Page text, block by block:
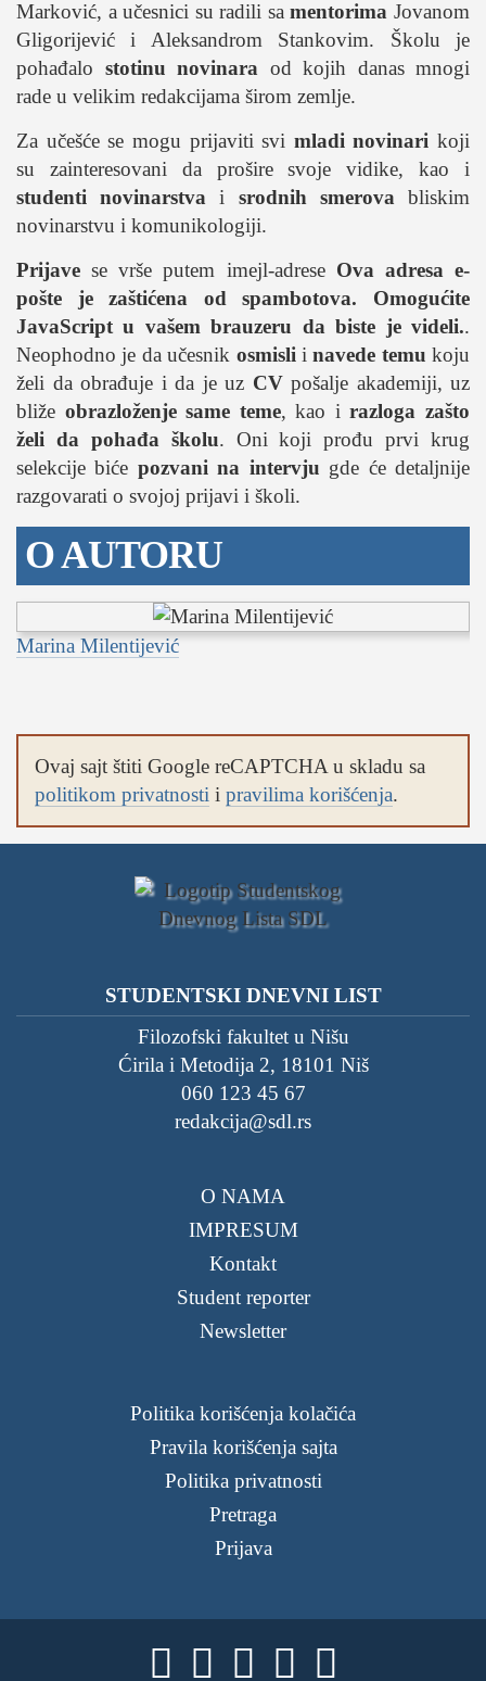
impresum
kontakt
Marković, a učesnici su radili samentorima Jovanom
Gligorijević i Aleksandrom Stankovim. Školu je
pohađalo stotinu novinara od kojih danas mnogi
rade u velikim redakcijama širom zemlje.
Za učešće se mogu prijaviti svi mladi novinari koji
su zainteresovani da prošire svoje vidike, kao i
studenti novinarstva i srodnih smerova bliskim
novinarstvu i komunikologiji.
Prijave se vrše putem imejl-adrese Ova adresa e-
pošte je zaštićena od spambotova. Omogućite
JavaScript u vašem brauzeru da biste je videli..
Neophodno je da učesnik osmisli inavede temu koju
želi da obrađuje i da je uz CVpošalje akademiji, uz
bliže obrazloženje same teme, kao irazloga zašto
želi da pohađa školu. Oni koji prođu prvi krug
selekcije biće pozvani na intervju gde će detaljnije
razgovarati o svojoj prijavi i školi.
O AUTORU
Marina Milentijević
Ovaj sajt štiti Google reCAPTCHA u skladu sa
politikom privatnosti i pravilima korišćenja.
STUDENTSKI DNEVNI LIST
Filozofski fakultet u Nišu
Ćirila i Metodija 2, 18101 Niš
060 123 45 67
redakcija@sdl.rs
O NAMA
IMPRESUM
Kontakt
Student reporter
Newsletter
Politika korišćenja kolačića
Pravila korišćenja sajta
Politika privatnosti
Pretraga
Prijava
    